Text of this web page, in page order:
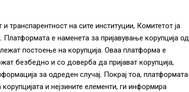
транспарентност на сите институции, Комитетот ја
е наменета за пријавување корупција од
постоење на корупција. Oваа платформа е
безбедно и со доверба да пријават корупција,
за одреден случај. Покрај тоа, платформата
и нејзините елементи, ги информира